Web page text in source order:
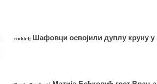
roditelj Шафовци освојили дуплу круну у